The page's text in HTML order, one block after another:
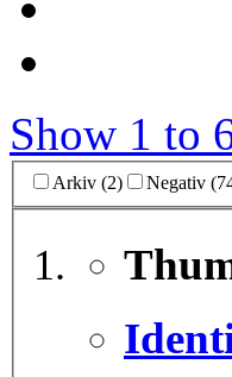
Show 1 to
Arkiv (2) Negativ